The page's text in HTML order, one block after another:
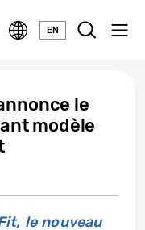
EN
le
modèle
le nouveau